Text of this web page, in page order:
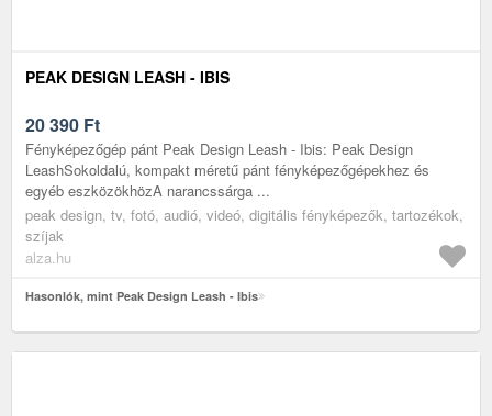
PEAK DESIGN LEASH - IBIS
20 390 Ft
Fényképezőgép pánt Peak Design Leash - Ibis: Peak Design
LeashSokoldalú, kompakt méretű pánt fényképezőgépekhez és
egyéb eszközökhözA narancssárga ...
peak design, tv, fotó, audió, videó, digitális fényképezők, tartozékok,
szíjak
alza.hu
Hasonlók, mint Peak Design Leash - Ibis